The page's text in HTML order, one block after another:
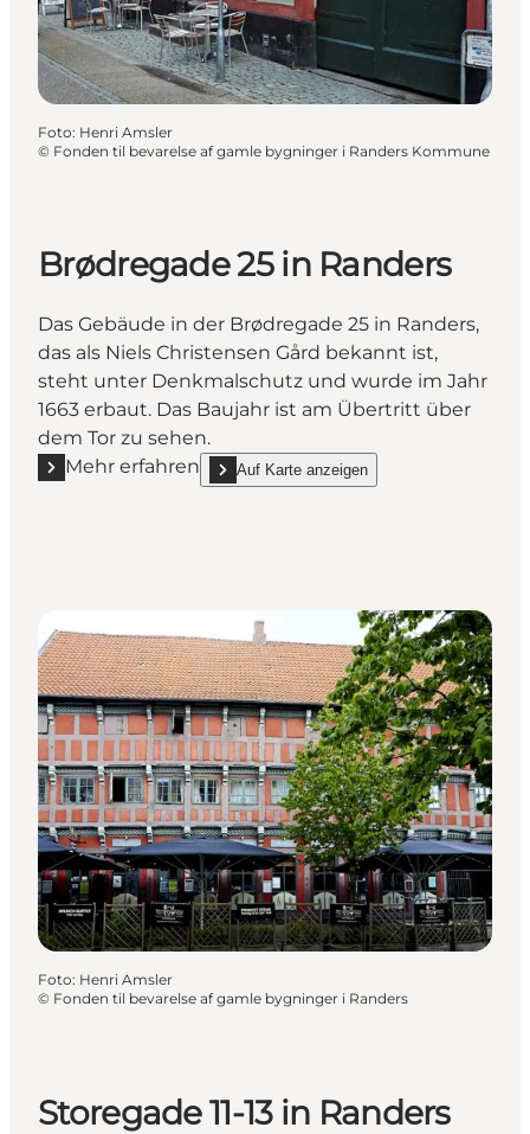
Foto: Henri Amsler
© Fonden til bevarelse af gamle bygninger i Randers Kommune
Brødregade 25 in Randers
Das Gebäude in der Brødregade 25 in Randers,
das als Niels Christensen Gård bekannt ist,
steht unter Denkmalschutz und wurde im Jahr
1663 erbaut. Das Baujahr ist am Übertritt über
dem Tor zu sehen.
Mehr erfahren
Mehr erfahren "Brødregade 25 in Randers"
Auf Karte anzeigen
show Brødregade 25 in Randers on_map
Foto: Henri Amsler
© Fonden til bevarelse af gamle bygninger i Randers
Storegade 11-13 in Randers